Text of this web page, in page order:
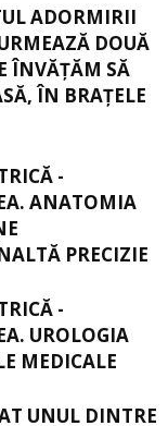
ADORMIRII
DOUĂ
ÎNVĂŢĂM SĂ
ÎN BRAŢELE
-
ANATOMIA
PRECIZIE
-
UROLOGIA
MEDICALE
UNUL DINTRE